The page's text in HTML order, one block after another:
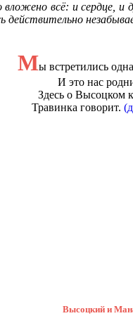
всё: и
Мы встретились
И это нас
Здесь о Высоцком
Травинка говорит.
Высоцкий и